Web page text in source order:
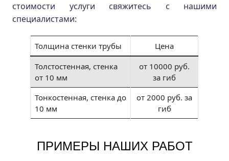
стоимости услуги свяжитесь с нашими
специалистами:
Толщина стенки трубы
Цена
Толстостенная, стенка
от 10 мм
от 10000 руб.
за гиб
Тонкостенная, стенка до
10 мм
от 2000 руб. за
гиб
ПРИМЕРЫ НАШИХ РАБОТ